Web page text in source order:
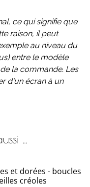
ce qui signifie que
raison, il peut
au niveau du
entre le modèle
la commande. Les
d'un écran à un
...
et dorées - boucles
créoles